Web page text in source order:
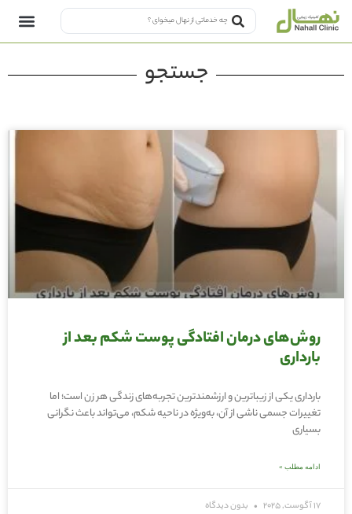
جستجو
روش‌های درمان افتادگی پوست شکم بعد از
بارداری
بارداری یکی از زیباترین و ارزشمندترین تجربه‌های زندگی هر زن است؛ اما
تغییرات جسمی ناشی از آن، به‌ویژه در ناحیه شکم، می‌تواند باعث نگرانی
بسیاری
ادامه مطلب »
17 آگوست, 2025 بدون دیدگاه